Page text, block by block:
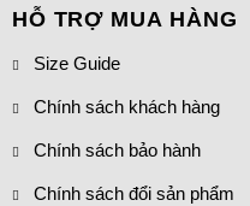
HỖ TRỢ MUA HÀNG
Size Guide
Chính sách khách hàng
Chính sách bảo hành
Chính sách đổi sản phẩm